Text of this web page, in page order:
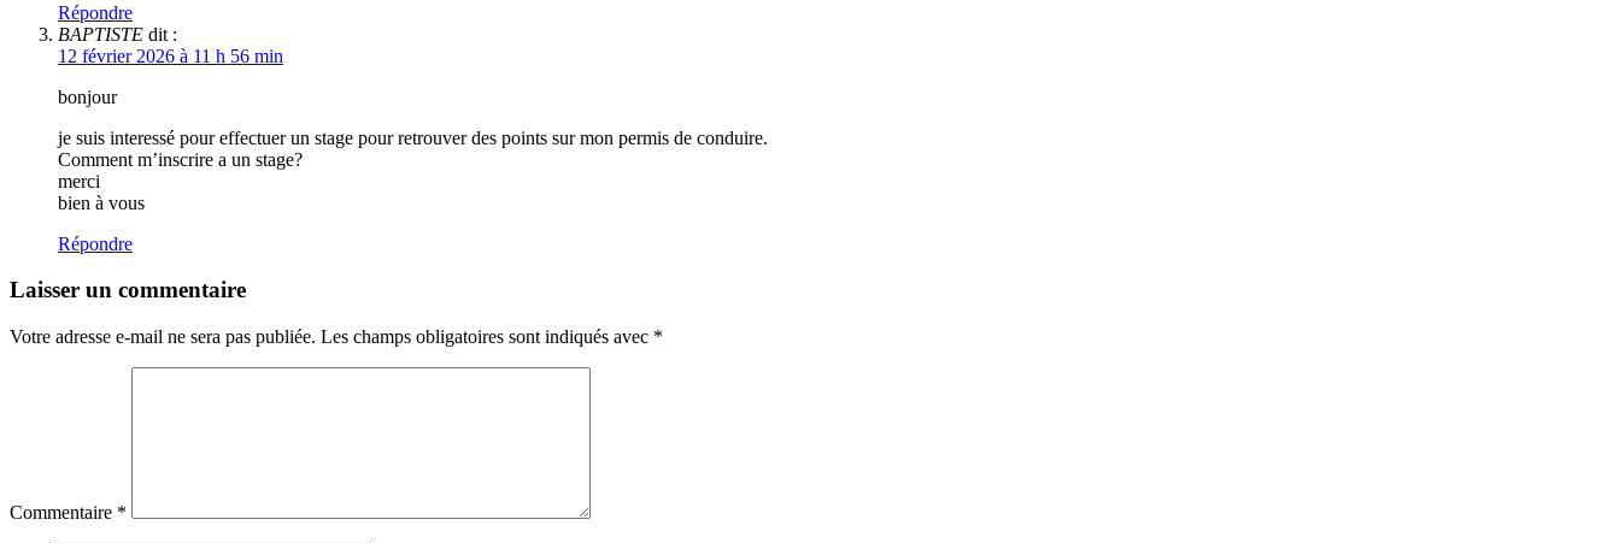
Répondre
BAPTISTE dit :
12 février 2026 à 11 h 56 min
bonjour
je suis interessé pour effectuer un stage pour retrouver des points sur mon permis de conduire.
Comment m’inscrire a un stage?
merci
bien à vous
Répondre
Laisser un commentaire
Votre adresse e-mail ne sera pas publiée. Les champs obligatoires sont indiqués avec *
Commentaire *